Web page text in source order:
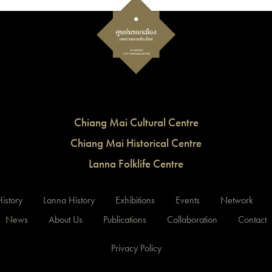
Chiang Mai Cultural Centre
Chiang Mai Historical Centre
Lanna Folklife Centre
Lanna History Exhibitions Events Network
News
About Us Publications Collaboration Contact
Privacy Policy